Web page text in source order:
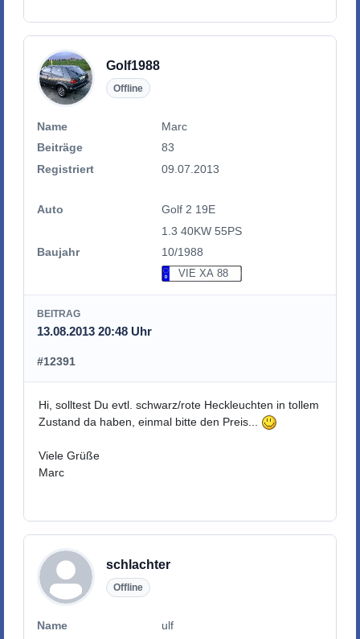
Golf1988
Offline
Name
Marc
Beiträge
83
Registriert
09.07.2013
Auto
Golf 2 19E
1.3 40KW 55PS
Baujahr
10/1988
VIE XA 88
BEITRAG
13.08.2013 20:48 Uhr
#12391
Hi, solltest Du evtl. schwarz/rote Heckleuchten in tollem
Zustand da haben, einmal bitte den Preis...
Viele Grüße
Marc
schlachter
Offline
Name
ulf